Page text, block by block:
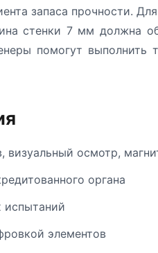
запаса прочности.
стенки 7 мм должна
помогут выполнить
осмотр,
органа
испытаний
элементов